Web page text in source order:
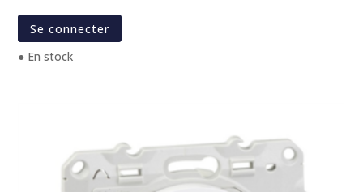
Se connecter
● En stock